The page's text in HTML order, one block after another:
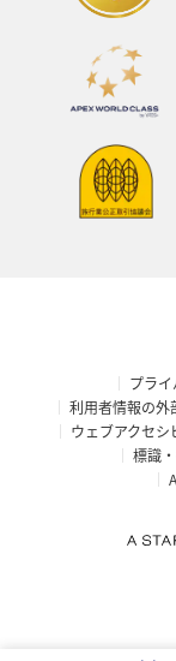
プラ
利用者情報の外
ウェブアクセシ
標識